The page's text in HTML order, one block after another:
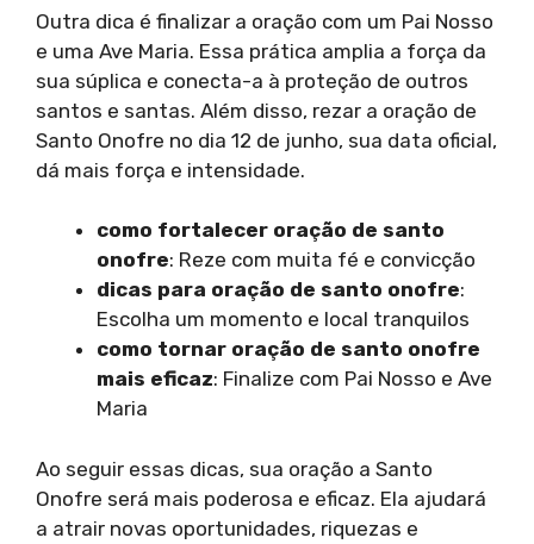
Outra dica é finalizar a oração com um Pai Nosso
e uma Ave Maria. Essa prática amplia a força da
sua súplica e conecta-a à proteção de outros
santos e santas. Além disso, rezar a oração de
Santo Onofre no dia 12 de junho, sua data oficial,
dá mais força e intensidade.
como fortalecer oração de santo
onofre: Reze com muita fé e convicção
dicas para oração de santo onofre:
Escolha um momento e local tranquilos
como tornar oração de santo onofre
mais eficaz: Finalize com Pai Nosso e Ave
Maria
Ao seguir essas dicas, sua oração a Santo
Onofre será mais poderosa e eficaz. Ela ajudará
a atrair novas oportunidades, riquezas e